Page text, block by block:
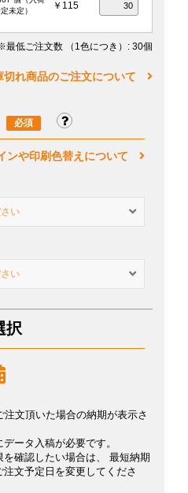
未定）
￥115
最低ご注文数 （1色につき） : 30個
切れ商品のご注文について
ンや印刷色替えについて
い
い
択
注文頂いた場合の納期が表示さ
ータ入稿が必要です。
確認したい場合は、 最短納期
文予定日を変更してくださ